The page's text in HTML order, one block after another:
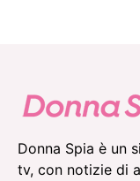
Donna Spia è un
tv, con notizie di